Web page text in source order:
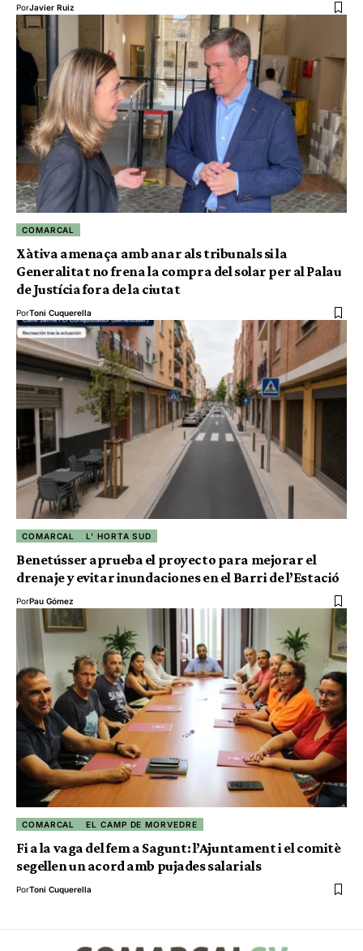
PorJavier Ruiz
COMARCAL
Xàtiva amenaça amb anar als tribunals si la
Generalitat no frena la compra del solar per al Palau
de Justícia fora de la ciutat
PorToni Cuquerella
COMARCAL L' HORTA SUD
Benetússer aprueba el proyecto para mejorar el
drenaje y evitar inundaciones en el Barri de l’Estació
PorPau Gómez
COMARCAL EL CAMP DE MORVEDRE
Fi a la vaga del fem a Sagunt: l’Ajuntament i el comitè
segellen un acord amb pujades salarials
PorToni Cuquerella